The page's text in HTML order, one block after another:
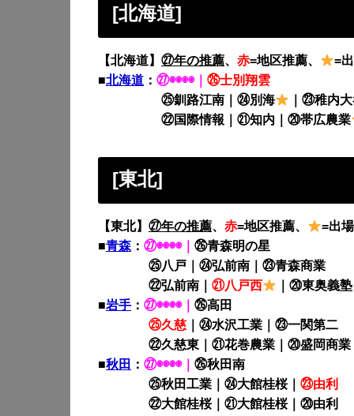
[北海道]
【北海道】 ㉗年の推薦、 赤=地区推薦、
=
■北海道 ： ㉗◉◉◉◉｜ ㉖士別翔雲
㉕釧路江南｜㉔別海
｜㉓稚内
㉒国際情報｜㉑知内｜⑳帯広農業
[東北]
【東北】 ㉗年の推薦、 赤=地区推薦、
=出場
■青森： ㉗◉◉◉◉｜ ㉖青森明の星
㉕八戸｜㉔弘前南｜㉓青森商業
㉒弘前南｜ ㉑八戸西
｜⑳東奥義塾
■岩手 ： ㉗◉◉◉◉｜ ㉖高田
㉕久慈 ｜㉔水沢工業｜㉓一関第二
㉒久慈東｜㉑花巻農業｜⑳盛岡商業
■秋田 ： ㉗◉◉◉◉｜ ㉖秋田南
㉕秋田工業｜㉔大館桂桜｜ ㉓由利
㉒大館桂桜｜㉑大館桂桜｜⑳由利